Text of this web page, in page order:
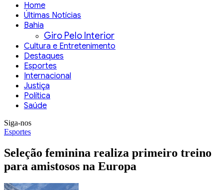
Home
Últimas Notícias
Bahia
Giro Pelo Interior
Cultura e Entretenimento
Destaques
Esportes
Internacional
Justiça
Política
Saúde
Siga-nos
Esportes
Seleção feminina realiza primeiro treino
para amistosos na Europa